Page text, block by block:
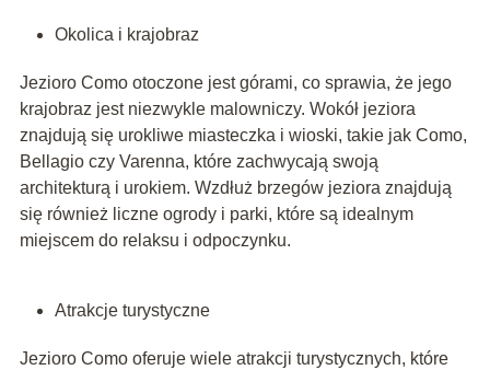
Okolica i krajobraz
Jezioro Como otoczone jest górami, co sprawia, że jego
krajobraz jest niezwykle malowniczy. Wokół jeziora
znajdują się urokliwe miasteczka i wioski, takie jak Como,
Bellagio czy Varenna, które zachwycają swoją
architekturą i urokiem. Wzdłuż brzegów jeziora znajdują
się również liczne ogrody i parki, które są idealnym
miejscem do relaksu i odpoczynku.
Atrakcje turystyczne
Jezioro Como oferuje wiele atrakcji turystycznych, które